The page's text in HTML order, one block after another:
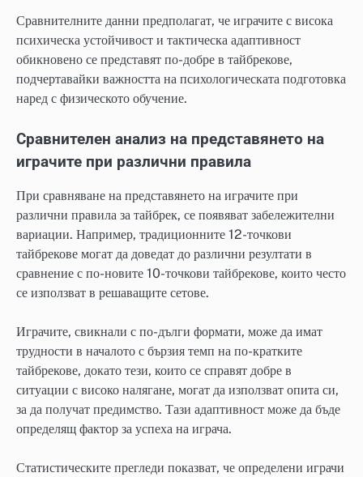
Сравнителните данни предполагат, че играчите с висока
психическа устойчивост и тактическа адаптивност
обикновено се представят по-добре в тайбрекове,
подчертавайки важността на психологическата подготовка
наред с физическото обучение.
Сравнителен анализ на представянето на
играчите при различни правила
При сравняване на представянето на играчите при
различни правила за тайбрек, се появяват забележителни
вариации. Например, традиционните 12-точкови
тайбрекове могат да доведат до различни резултати в
сравнение с по-новите 10-точкови тайбрекове, които често
се използват в решаващите сетове.
Играчите, свикнали с по-дълги формати, може да имат
трудности в началото с бързия темп на по-кратките
тайбрекове, докато тези, които се справят добре в
ситуации с високо налягане, могат да използват опита си,
за да получат предимство. Тази адаптивност може да бъде
определящ фактор за успеха на играча.
Статистическите прегледи показват, че определени играчи